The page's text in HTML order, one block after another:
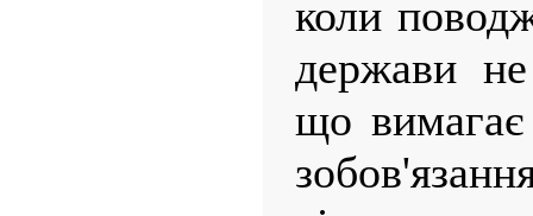
коли
держави
що вимагає